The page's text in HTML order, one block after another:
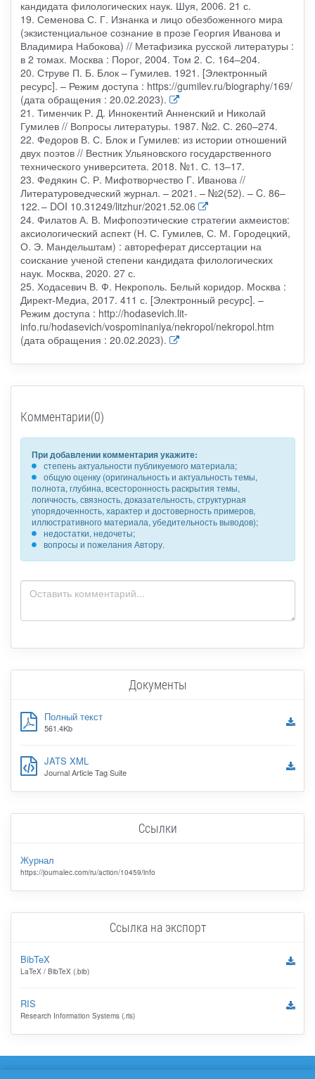
кандидата филологических наук. Шуя, 2006. 21 с.
19. Семенова С. Г. Изнанка и лицо обезбоженного мира
(экзистенциальное сознание в прозе Георгия Иванова и
Владимира Набокова) // Метафизика русской литературы :
в 2 томах. Москва : Порог, 2004. Том 2. С. 164–204.
20. Струве П. Б. Блок – Гумилев. 1921. [Электронный
ресурс]. – Режим доступа : https://gumilev.ru/biography/169/
(дата обращения : 20.02.2023).
21. Тименчик Р. Д. Иннокентий Анненский и Николай
Гумилев // Вопросы литературы. 1987. №2. С. 260–274.
22. Федоров В. С. Блок и Гумилев: из истории отношений
двух поэтов // Вестник Ульяновского государственного
технического университета. 2018. №1. С. 13–17.
23. Федякин С. Р. Мифотворчество Г. Иванова //
Литературоведческий журнал. – 2021. – №2(52). – C. 86–
122. – DOI 10.31249/litzhur/2021.52.06
24. Филатов А. В. Мифопоэтические стратегии акмеистов:
аксиологический аспект (Н. С. Гумилев, С. М. Городецкий,
О. Э. Мандельштам) : автореферат диссертации на
соискание ученой степени кандидата филологических
наук. Москва, 2020. 27 с.
25. Ходасевич В. Ф. Некрополь. Белый коридор. Москва :
Директ-Медиа, 2017. 411 с. [Электронный ресурс]. –
Режим доступа : http://hodasevich.lit-
info.ru/hodasevich/vospominaniya/nekropol/nekropol.htm
(дата обращения : 20.02.2023).
Комментарии(0)
При добавлении комментария укажите:
степень актуальности публикуемого материала;
общую оценку (оригинальность и актуальность темы,
полнота, глубина, всесторонность раскрытия темы,
логичность, связность, доказательность, структурная
упорядоченность, характер и достоверность примеров,
иллюстративного материала, убедительность выводов);
недостатки, недочеты;
вопросы и пожелания Автору.
Документы
Полный текст
561.4Kb
JATS XML
Journal Article Tag Suite
Ссылки
Журнал
https://journalec.com/ru/action/10459/info
Ссылка на экспорт
BibTeX
LaTeX / BibTeX (.bib)
RIS
Research Information Systems (.ris)